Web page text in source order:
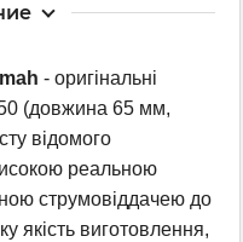
- оригінальні
(довжина 65 мм,
відомого
реальною
струмовіддачею до
якість виготовлення,